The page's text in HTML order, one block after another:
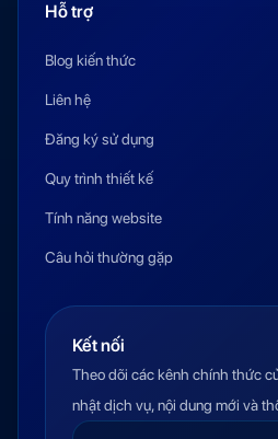
Hỗ trợ
Blog kiến thức
Liên hệ
Đăng ký sử dụng
Quy trình thiết kế
Tính năng website
Câu hỏi thường gặp
Kết nối
Theo dõi các kênh chính thức
nhật dịch vụ, nội dung mới và